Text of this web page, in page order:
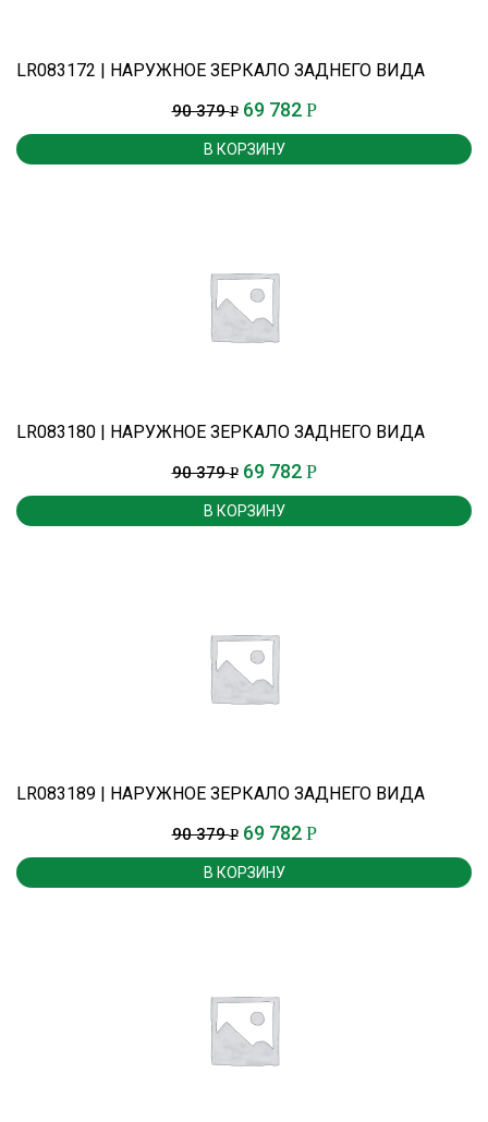
LR083172 | НАРУЖНОЕ ЗЕРКАЛО ЗАДНЕГО ВИДА
90 379Р 69 782 Р
В КОРЗИНУ
LR083180 | НАРУЖНОЕ ЗЕРКАЛО ЗАДНЕГО ВИДА
90 379Р 69 782 Р
В КОРЗИНУ
LR083189 | НАРУЖНОЕ ЗЕРКАЛО ЗАДНЕГО ВИДА
90 379Р 69 782 Р
В КОРЗИНУ